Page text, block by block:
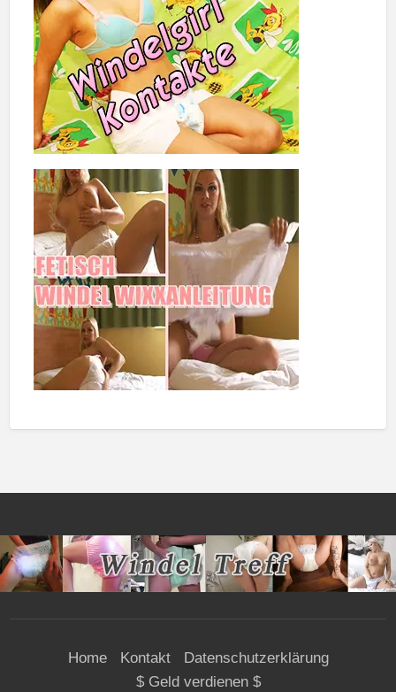
Home Kontakt
Datenschutzerklärung
$ Geld verdienen $